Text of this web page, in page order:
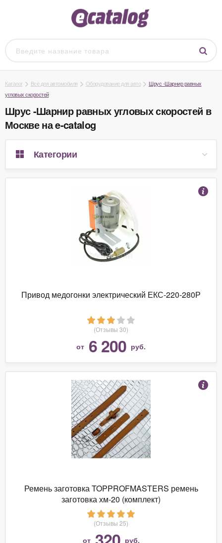
Каталог Всё для автомобиля Оборудование для авто
Шрус -Шарнир равных
угловых скоростей
Шрус -Шарнир равных угловых скоростей в
Москве на e-catalog
Категории
Привод медогонки электрический ЕКС-220-280Р
(Отзывы 30)
от 6 200 руб.
Ремень заготовка TOPPROFMASTERS ремень
заготовка хм-20 (комплект)
(Отзывы 25)
от руб.